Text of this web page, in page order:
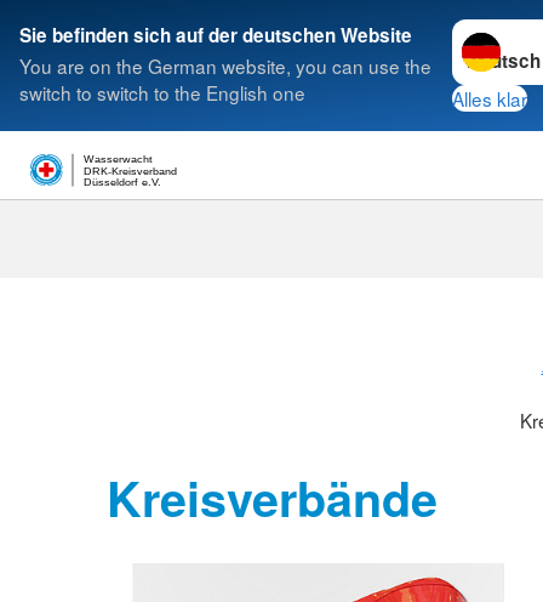
Sie befinden sich auf der deutschen Website
You are on the German website, you can use the
switch to switch to the English one
Sprache
Alles klar
Düsseldorf e.V.
DRK-Kreisverband
Wasserwacht
Suche
Kreisverbände